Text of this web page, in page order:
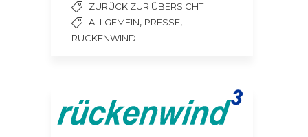
ZURÜCK ZUR ÜBERSICHT
ALLGEMEIN, PRESSE,
RÜCKENWIND